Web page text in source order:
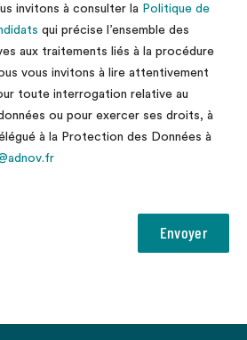
invitons à consulter la Politique de
qui précise l’ensemble des
aux traitements liés à la procédure
vous invitons à lire attentivement
toute interrogation relative au
ou pour exercer ses droits, à
à la Protection des Données à